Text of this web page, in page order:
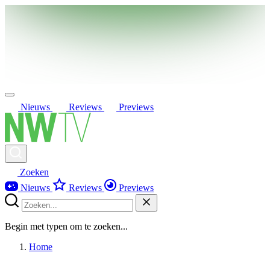
Nieuws Reviews Previews
Zoeken
Nieuws
Reviews Previews
Begin met typen om te zoeken...
Home